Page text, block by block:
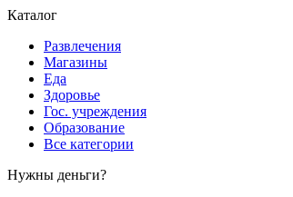
Каталог
Развлечения
Магазины
Еда
Здоровье
Гос. учреждения
Образование
Все категории
Нужны деньги?